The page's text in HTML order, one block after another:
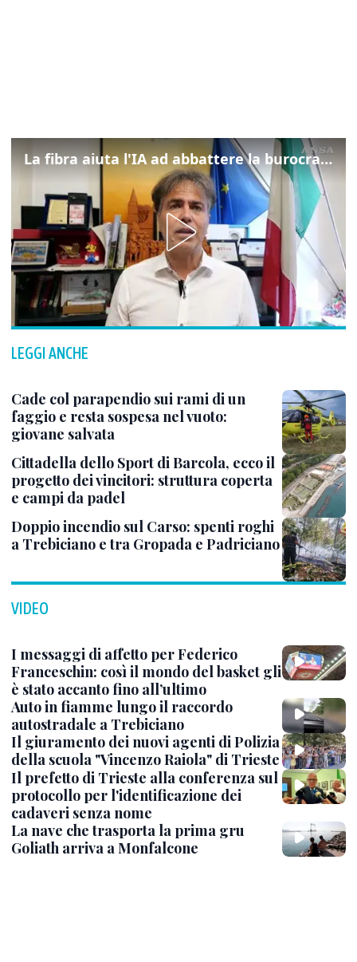
La fibra aiuta l'IA ad abbattere la burocrazia, progetto pilota in Veneto
LEGGI ANCHE
Cade col parapendio sui rami di un
faggio e resta sospesa nel vuoto:
giovane salvata
Cittadella dello Sport di Barcola, ecco il
progetto dei vincitori: struttura coperta
e campi da padel
Doppio incendio sul Carso: spenti roghi
a Trebiciano e tra Gropada e Padriciano
VIDEO
I messaggi di affetto per Federico
Franceschin: così il mondo del basket gli
è stato accanto fino all’ultimo
Auto in fiamme lungo il raccordo
autostradale a Trebiciano
Il giuramento dei nuovi agenti di Polizia
della scuola "Vincenzo Raiola" di Trieste
Il prefetto di Trieste alla conferenza sul
protocollo per l'identificazione dei
cadaveri senza nome
La nave che trasporta la prima gru
Goliath arriva a Monfalcone